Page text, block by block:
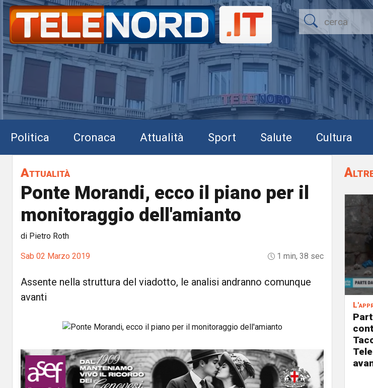
Politica Cronaca Attualità Sport Salute Cultura
Attualità
Ponte Morandi, ecco il piano per il
monitoraggio dell'amianto
di Pietro Roth
Sab 02 Marzo 2019 1 min, 38 sec
Assente nella struttura del viadotto, le analisi andranno comunque
avanti